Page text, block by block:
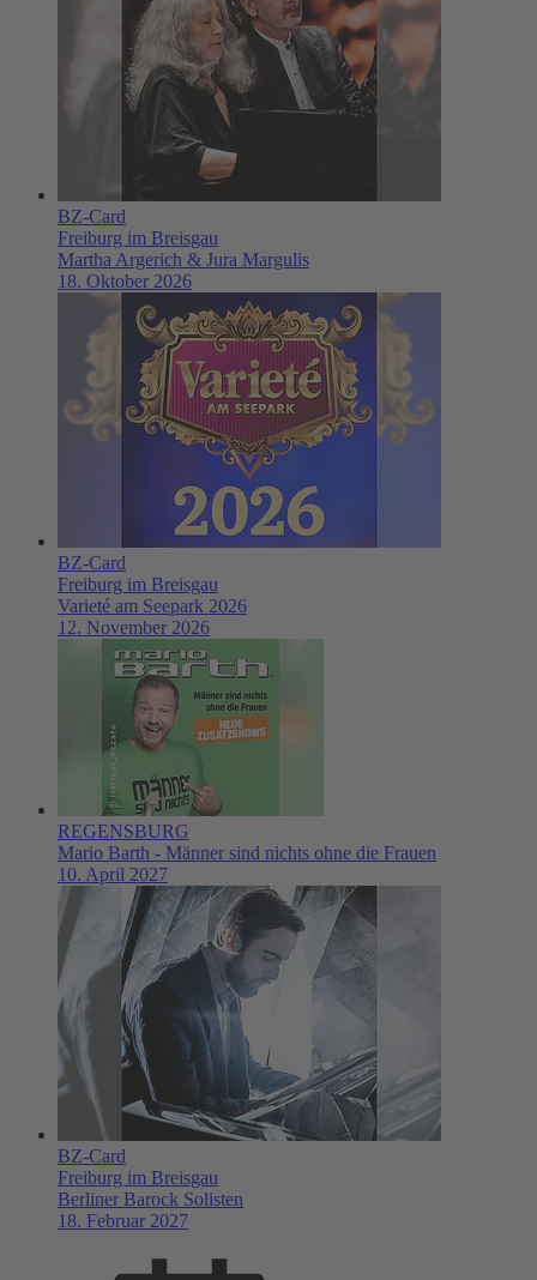
BZ-Card
Freiburg im Breisgau
Martha Argerich & Jura Margulis
18. Oktober 2026
BZ-Card
Freiburg im Breisgau
Varieté am Seepark 2026
12. November 2026
REGENSBURG
Mario Barth - Männer sind nichts ohne die Frauen
10. April 2027
BZ-Card
Freiburg im Breisgau
Berliner Barock Solisten
18. Februar 2027